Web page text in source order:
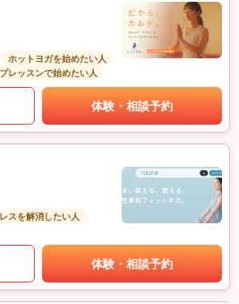
ホットヨガを始めたい人
レッスンで始めたい人
体験・相談予約
スを解消したい人
体験・相談予約